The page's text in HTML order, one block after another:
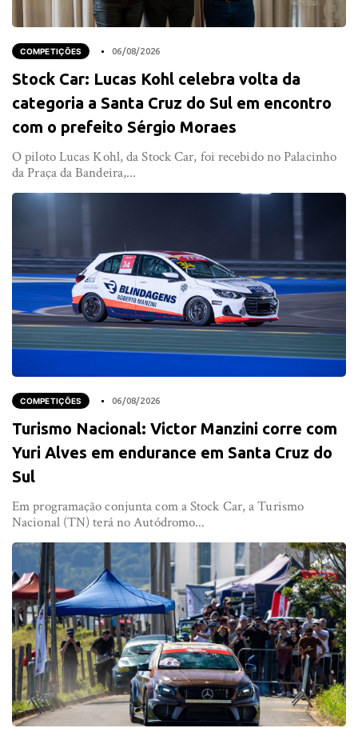
COMPETIÇÕES 06/08/2026
Stock Car: Lucas Kohl celebra volta da
categoria a Santa Cruz do Sul em encontro
com o prefeito Sérgio Moraes
O piloto Lucas Kohl, da Stock Car, foi recebido no Palacinho
da Praça da Bandeira,...
COMPETIÇÕES 06/08/2026
Turismo Nacional: Victor Manzini corre com
Yuri Alves em endurance em Santa Cruz do
Sul
Em programação conjunta com a Stock Car, a Turismo
Nacional (TN) terá no Autódromo...